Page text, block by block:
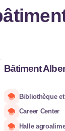
Bâtiment
Bibliothèque
Career Center
Halle